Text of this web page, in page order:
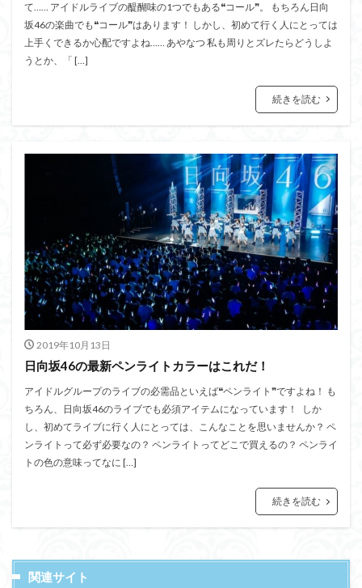
て…… アイドルライブの醍醐味の1つでもある❝コール❞。 もちろん日向
坂46の楽曲でも❝コール❞はあります！ しかし、初めて行く人にとっては
上手くできるか心配ですよね…… あやなつ 私も周りとズレたらどうしよ
うとか、「 […]
続きを読む
2019年10月13日
日向坂46の最新ペンライトカラーはこれだ！
アイドルグループのライブの必需品といえば❝ペンライト❞ですよね！ も
ちろん、日向坂46のライブでも必須アイテムになっています！ しか
し、初めてライブに行く人にとっては、こんなことを思いませんか？ ペ
ンライトって必ず必要なの？ ペンライトってどこで買えるの？ ペンライ
トの色の意味ってなに […]
続きを読む
関連サイト